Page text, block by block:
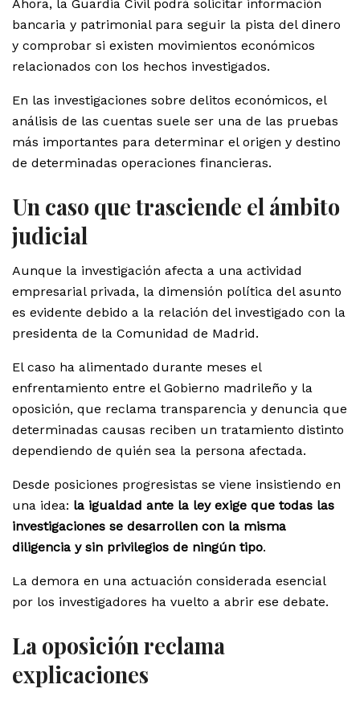
Ahora, la Guardia Civil podrá solicitar información
bancaria y patrimonial para seguir la pista del dinero
y comprobar si existen movimientos económicos
relacionados con los hechos investigados.
En las investigaciones sobre delitos económicos, el
análisis de las cuentas suele ser una de las pruebas
más importantes para determinar el origen y destino
de determinadas operaciones financieras.
Un caso que trasciende el ámbito
judicial
Aunque la investigación afecta a una actividad
empresarial privada, la dimensión política del asunto
es evidente debido a la relación del investigado con la
presidenta de la Comunidad de Madrid.
El caso ha alimentado durante meses el
enfrentamiento entre el Gobierno madrileño y la
oposición, que reclama transparencia y denuncia que
determinadas causas reciben un tratamiento distinto
dependiendo de quién sea la persona afectada.
Desde posiciones progresistas se viene insistiendo en
una idea: la igualdad ante la ley exige que todas las
investigaciones se desarrollen con la misma
diligencia y sin privilegios de ningún tipo.
La demora en una actuación considerada esencial
por los investigadores ha vuelto a abrir ese debate.
La oposición reclama
explicaciones